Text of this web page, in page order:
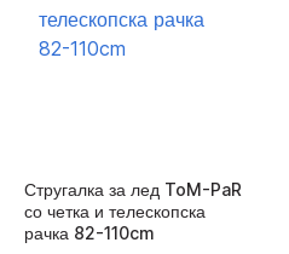
Стругалка за лед ToM-PaR
со четка и телескопска
рачка 82-110cm